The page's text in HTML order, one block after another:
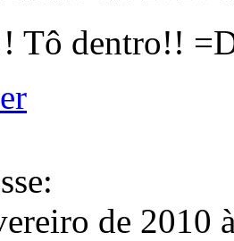
Tô dentro!!
de 2010